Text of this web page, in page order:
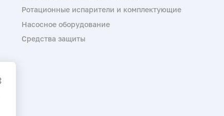
Ротационные испарители и комплектующие
Насосное оборудование
Средства защиты